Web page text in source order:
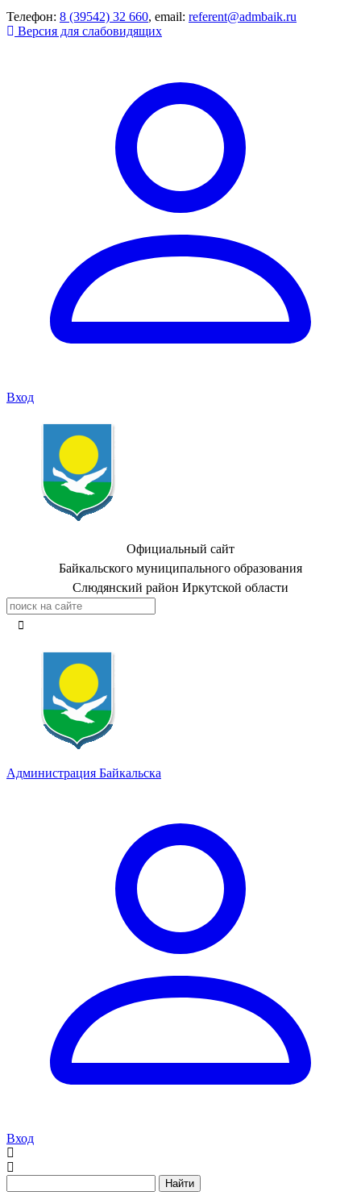
Телефон: 8 (39542) 32 660, email: referent@admbaik.ru
Версия для слабовидящих
Вход
Официальный сайт
Байкальского муниципального образования
Слюдянский район Иркутской области
Администрация Байкальска
Вход
Найти